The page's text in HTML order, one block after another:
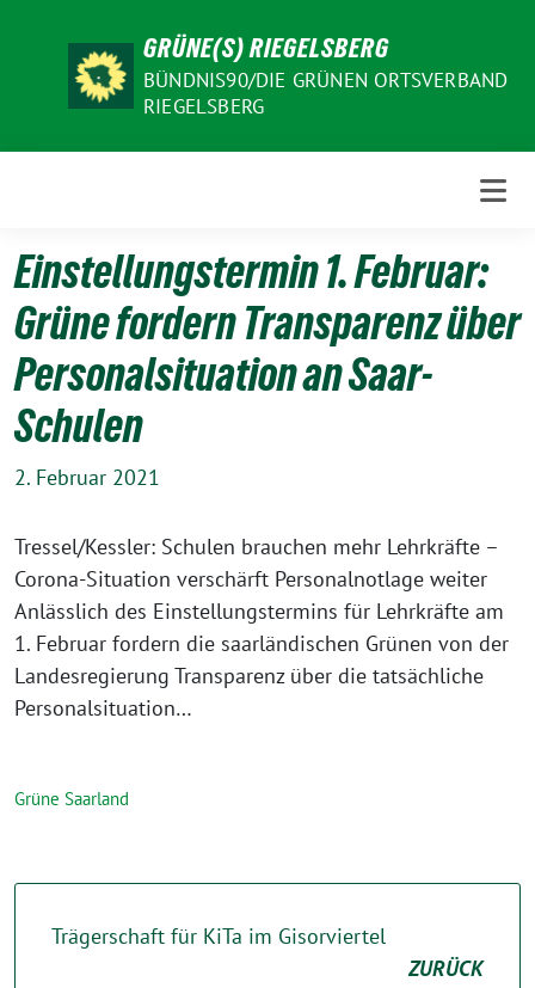
GRÜNE(S) RIEGELSBERG
BÜNDNIS90/DIE GRÜNEN ORTSVERBAND
RIEGELSBERG
Einstellungstermin 1. Februar:
Grüne fordern Transparenz über
Personalsituation an Saar-
Schulen
2. Februar 2021
Tressel/Kessler: Schulen brauchen mehr Lehrkräfte –
Corona-Situation verschärft Personalnotlage weiter
Anlässlich des Einstellungstermins für Lehrkräfte am
1. Februar fordern die saarländischen Grünen von der
Landesregierung Transparenz über die tatsächliche
Personalsituation…
Grüne Saarland
Trägerschaft für KiTa im Gisorviertel
ZURÜCK